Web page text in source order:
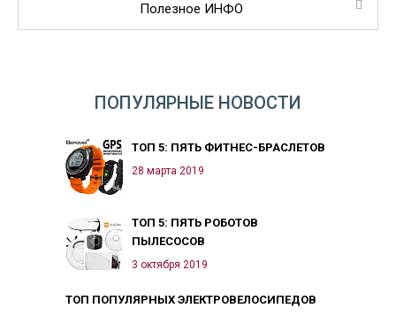
Полезное ИНФО
ПОПУЛЯРНЫЕ НОВОСТИ
ТОП 5: ПЯТЬ ФИТНЕС-БРАСЛЕТОВ
28 марта 2019
ТОП 5: ПЯТЬ РОБОТОВ
ПЫЛЕСОСОВ
3 октября 2019
ТОП ПОПУЛЯРНЫХ ЭЛЕКТРОВЕЛОСИПЕДОВ